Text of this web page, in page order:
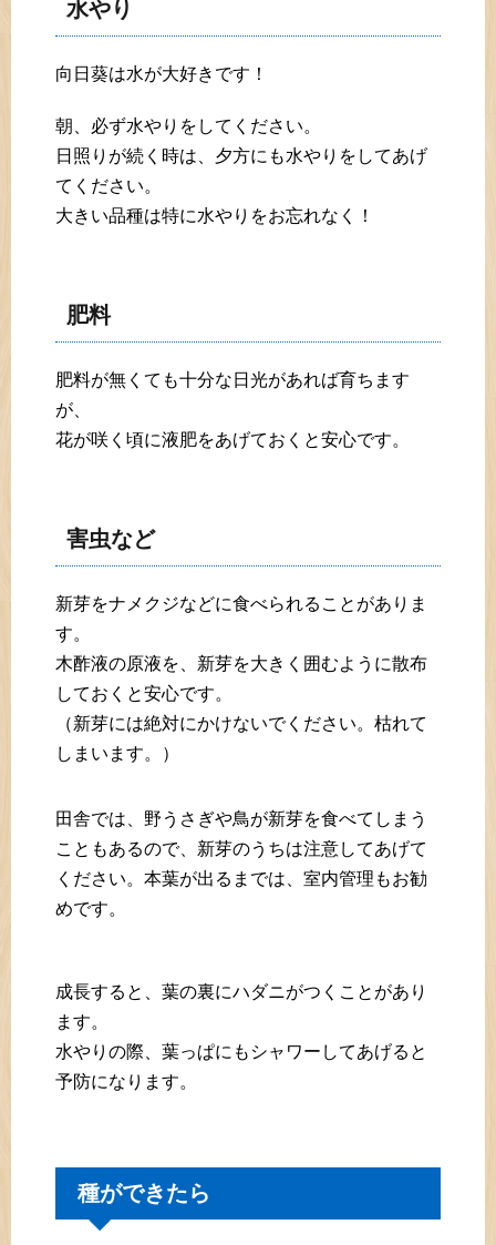
水やり
向日葵は水が大好きです！
朝、必ず水やりをしてください。
日照りが続く時は、夕方にも水やりをしてあげ
てください。
大きい品種は特に水やりをお忘れなく！
肥料
肥料が無くても十分な日光があれば育ちます
が、
花が咲く頃に液肥をあげておくと安心です。
害虫など
新芽をナメクジなどに食べられることがありま
す。
木酢液の原液を、新芽を大きく囲むように散布
しておくと安心です。
（新芽には絶対にかけないでください。枯れて
しまいます。）
田舎では、野うさぎや鳥が新芽を食べてしまう
こともあるので、新芽のうちは注意してあげて
ください。本葉が出るまでは、室内管理もお勧
めです。
成長すると、葉の裏にハダニがつくことがあり
ます。
水やりの際、葉っぱにもシャワーしてあげると
予防になります。
種ができたら